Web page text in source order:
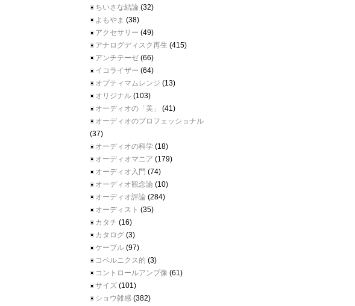
ちいさな結論 (32)
よもやま (38)
アクセサリー (49)
アナログディスク再生 (415)
アンチテーゼ (66)
イコライザー (64)
オプティマムレンジ (13)
オリジナル (103)
オーディオの「美」
(41)
オーディオのプロフェッショナル
(37)
オーディオの科学 (18)
オーディオマニア (179)
オーディオ入門 (74)
オーディオ観念論 (10)
オーディオ評論 (284)
オーディスト (35)
カタチ (16)
カタログ (3)
ケーブル (97)
コペルニクス的 (3)
コントロールアンプ像 (61)
サイズ (101)
ショウ雑感 (382)